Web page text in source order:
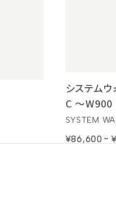
システム
C 〜W900
SYSTEM
¥86,600